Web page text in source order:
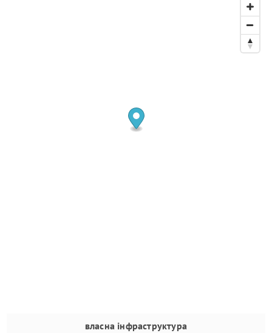
власна інфраструктура